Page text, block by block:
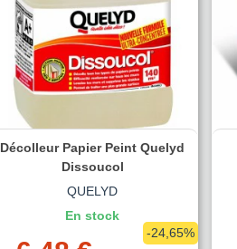
Décolleur Papier Peint Quelyd
Dissoucol
QUELYD
En stock
-24,65%